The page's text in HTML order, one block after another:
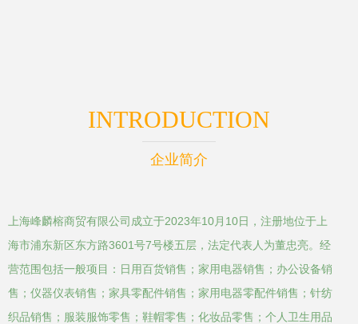
INTRODUCTION
企业简介
上海峰麟榕商贸有限公司成立于2023年10月10日，注册地位于上
海市浦东新区东方路3601号7号楼五层，法定代表人为董忠亮。经
营范围包括一般项目：日用百货销售；家用电器销售；办公设备销
售；仪器仪表销售；家具零配件销售；家用电器零配件销售；针纺
织品销售；服装服饰零售；鞋帽零售；化妆品零售；个人卫生用品